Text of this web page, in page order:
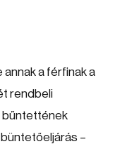
a férfinak a
rendbeli
bűntettének
–